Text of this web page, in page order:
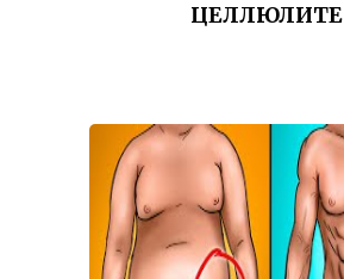
ЦЕЛЛЮЛИТЕ